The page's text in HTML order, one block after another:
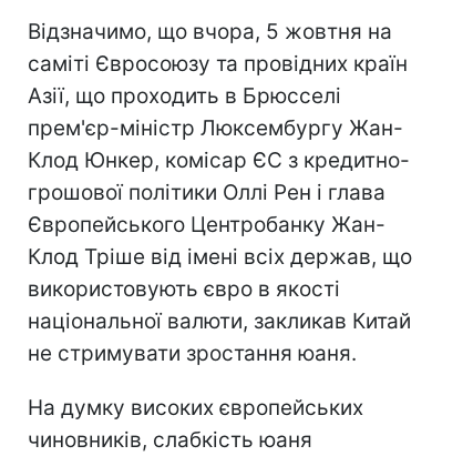
Відзначимо, що вчора, 5 жовтня на
саміті Євросоюзу та провідних країн
Азії, що проходить в Брюсселі
прем'єр-міністр Люксембургу Жан-
Клод Юнкер, комісар ЄС з кредитно-
грошової політики Оллі Рен і глава
Європейського Центробанку Жан-
Клод Тріше від імені всіх держав, що
використовують євро в якості
національної валюти, закликав Китай
не стримувати зростання юаня.
На думку високих європейських
чиновників, слабкість юаня